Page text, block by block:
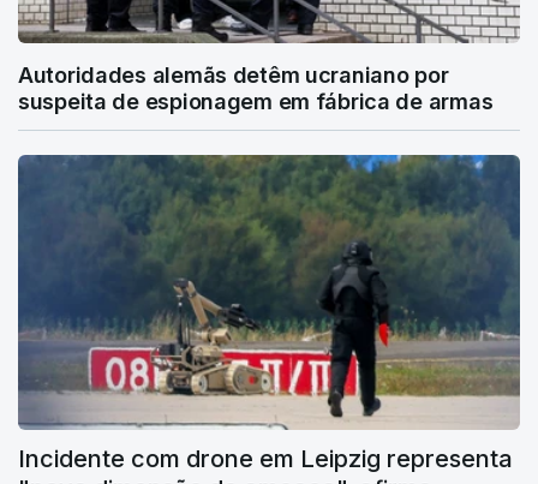
Autoridades alemãs detêm ucraniano por
suspeita de espionagem em fábrica de armas
Incidente com drone em Leipzig representa